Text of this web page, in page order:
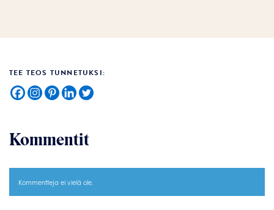
TEE TEOS TUNNETUKSI:
Kommentit
Kommentteja ei vielä ole.